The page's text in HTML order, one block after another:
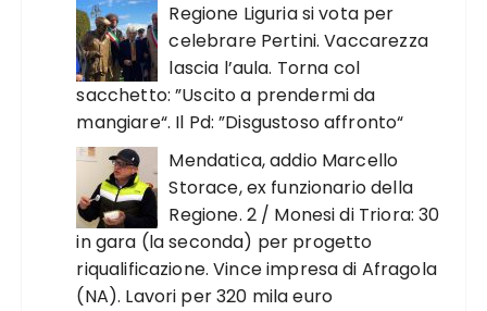
Regione Liguria si vota per
celebrare Pertini. Vaccarezza
lascia l’aula. Torna col
sacchetto: ”Uscito a prendermi da
mangiare“. Il Pd: ”Disgustoso affronto“
Mendatica, addio Marcello
Storace, ex funzionario della
Regione. 2 / Monesi di Triora: 30
in gara (la seconda) per progetto
riqualificazione. Vince impresa di Afragola
(NA). Lavori per 320 mila euro